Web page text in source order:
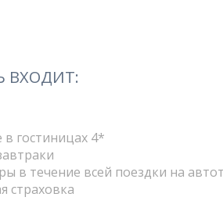
ВХОДИТ:
гостиницах 4*
в течение всей поездки на
страховка